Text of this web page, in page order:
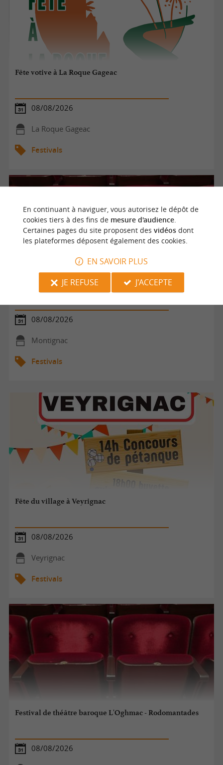
Fête votive à La Roque Gageac
08/08/2026
La Roque Gageac
Festivals
Festival de théâtre baroque L'Oghmac - Rodomantades
08/08/2026
Montignac
Festivals
Fête du village à Veyrignac
08/08/2026
Veyrignac
Festivals
Festival de théâtre baroque L'Oghmac - Rodomantades
08/08/2026
En continuant à naviguer, vous autorisez le dépôt de
cookies tiers à des fins de mesure d'audience.
Certaines pages du site proposent des vidéosdont
les plateformes déposent également des cookies.
EN SAVOIR PLUS
JE REFUSE
J'ACCEPTE